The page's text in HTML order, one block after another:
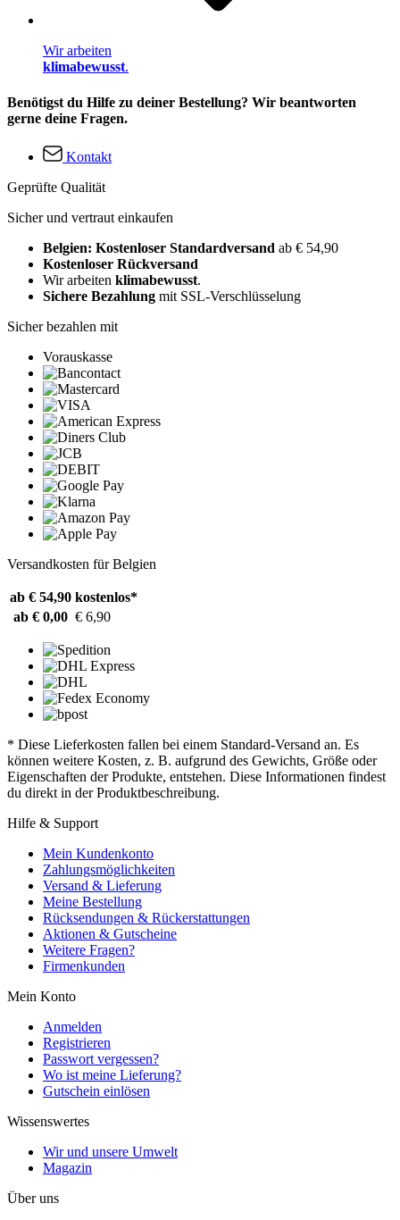
Wir arbeiten
klimabewusst.
Benötigst du Hilfe zu deiner Bestellung? Wir beantworten
gerne deine Fragen.
Kontakt
Geprüfte Qualität
Sicher und vertraut einkaufen
Belgien: Kostenloser Standardversand ab € 54,90
Kostenloser Rückversand
Wir arbeiten klimabewusst.
Sichere Bezahlung mit SSL-Verschlüsselung
Sicher bezahlen mit
Vorauskasse
Versandkosten für Belgien
ab € 54,90 kostenlos*
ab € 0,00 € 6,90
* Diese Lieferkosten fallen bei einem Standard-Versand an. Es
können weitere Kosten, z. B. aufgrund des Gewichts, Größe oder
Eigenschaften der Produkte, entstehen. Diese Informationen findest
du direkt in der Produktbeschreibung.
Hilfe & Support
Mein Kundenkonto
Zahlungsmöglichkeiten
Versand & Lieferung
Meine Bestellung
Rücksendungen & Rückerstattungen
Aktionen & Gutscheine
Weitere Fragen?
Firmenkunden
Mein Konto
Anmelden
Registrieren
Passwort vergessen?
Wo ist meine Lieferung?
Gutschein einlösen
Wissenswertes
Wir und unsere Umwelt
Magazin
Über uns